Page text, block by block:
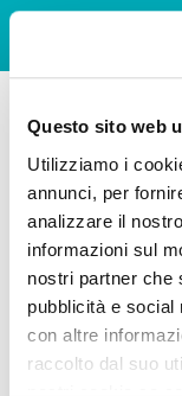
Questo sito web
Utilizziamo i
annunci, per
analizzare il
informazioni sul
nostri partner che
pubblicità e social
con altre
raccolto dal suo